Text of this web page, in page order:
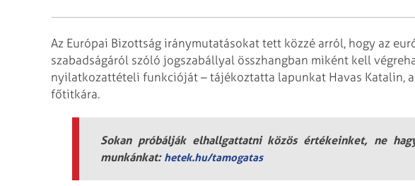
Az Európai Bizottság iránymutatásokat tett közzé arról, hogy az
szabadságáról szóló jogszabállyal összhangban miként kell
nyilatkozattételi funkcióját – tájékoztatta lapunkat Havas Katalin,
főtitkára.
Sokan próbálják elhallgattatni közös értékeinket, ne
munkánkat: hetek.hu/tamogatas